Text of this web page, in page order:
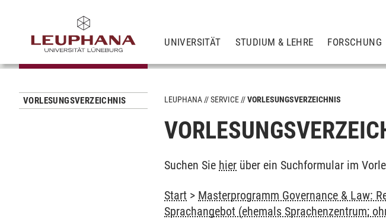
UNIVERSITÄT STUDIUM & LEHRE FORSCHUNG
VORLESUNGSVERZEICHNIS LEUPHANA SERVICE VORLESUNGSVERZEICHNIS
Suchen Sie hier über ein Suchformular im
Start > Masterprogramm Governance & Law:
Sprachangebot (ehemals Sprachenzentrum;